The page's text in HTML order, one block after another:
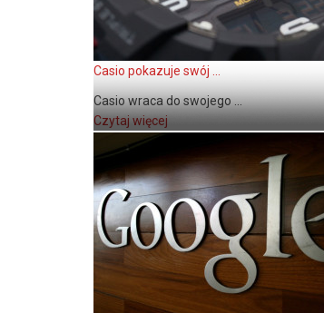
Casio pokazuje swój ...
Casio wraca do swojego ...
Czytaj więcej